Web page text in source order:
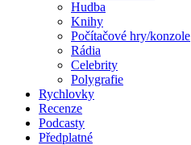
Hudba
Knihy
Počítačové hry/konzole
Rádia
Celebrity
Polygrafie
Rychlovky
Recenze
Podcasty
Předplatné